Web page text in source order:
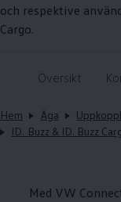
och respektive
Cargo.
Översikt
Hem Äga
ID. Buzz & ID. Buzz
Med VW